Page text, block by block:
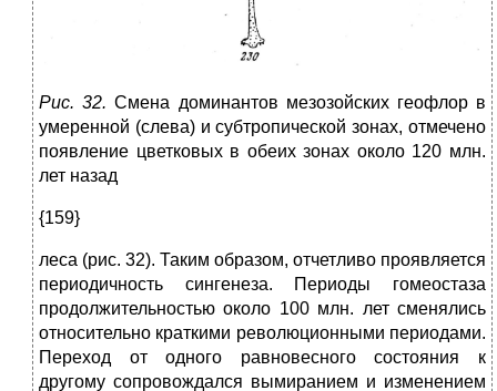
Рис. 32. Смена доминантов мезозойских геофлор в
умеренной (слева) и субтропической зонах, отмечено
появление цветковых в обеих зонах около 120 млн.
лет назад
{159}
леса (рис. 32). Таким образом, отчетливо проявляется
периодичность сингенеза. Периоды гомеостаза
продолжительностью около 100 млн. лет сменялись
относительно краткими революционными периодами.
Переход от одного равновесного состояния к
другому сопровождался вымиранием и изменением